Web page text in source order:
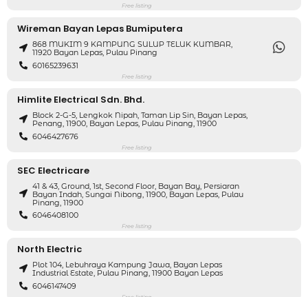
Free listing
Wireman Bayan Lepas Bumiputera
868 MUKIM 9 KAMPUNG SULUP TELUK KUMBAR,
11920 Bayan Lepas, Pulau Pinang
60165239631
Free listing
Himlite Electrical Sdn. Bhd.
Block 2-G-5, Lengkok Nipah, Taman Lip Sin, Bayan Lepas,
Penang, 11900, Bayan Lepas, Pulau Pinang, 11900
6046427676
Free listing
SEC Electricare
41 & 43, Ground, 1st, Second Floor, Bayan Bay, Persiaran
Bayan Indah, Sungai Nibong, 11900, Bayan Lepas, Pulau
Pinang, 11900
6046408100
Free listing
North Electric
Plot 104, Lebuhraya Kampung Jawa, Bayan Lepas
Industrial Estate, Pulau Pinang, 11900 Bayan Lepas
6046147409